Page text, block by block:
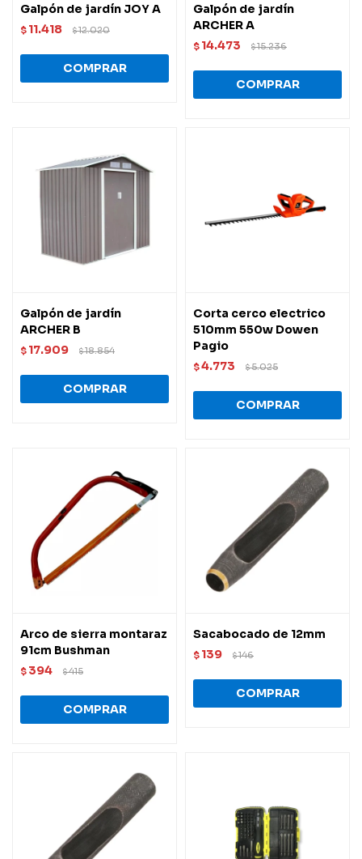
Galpón de jardín JOY A
$ 11.418 $12.020
Galpón de jardín
ARCHER A
$ 14.473 $15.236
Galpón de jardín
ARCHER B
$ 17.909 $18.854
Corta cerco electrico
510mm 550w Dowen
Pagio
$4.773 $5.025
Arco de sierra montaraz
91cm Bushman
$ 394 $415
Sacabocado de 12mm
$ 139 $146